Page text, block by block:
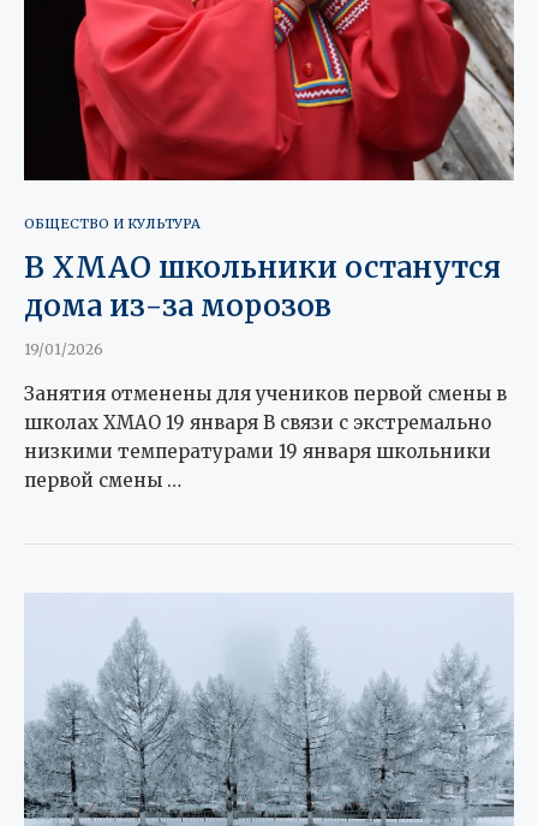
ОБЩЕСТВО И КУЛЬТУРА
В ХМАО школьники останутся
дома из-за морозов
19/01/2026
Занятия отменены для учеников первой смены в
школах ХМАО 19 января В связи с экстремально
низкими температурами 19 января школьники
первой смены …